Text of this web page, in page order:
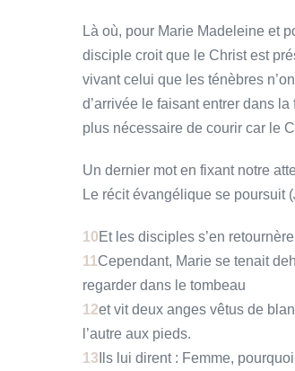
Là où, pour Marie Madeleine et
disciple croit que le Christ est
vivant celui que les ténèbres
d’arrivée le faisant entrer dans
plus nécessaire de courir car le
Un dernier mot en fixant notre
Le récit évangélique se poursuit (
10Et les disciples s’en
11Cependant, Marie se tenait
regarder dans le tombeau
12et vit deux anges vêtus de
l’autre aux pieds.
13 Ils lui dirent : Femme,